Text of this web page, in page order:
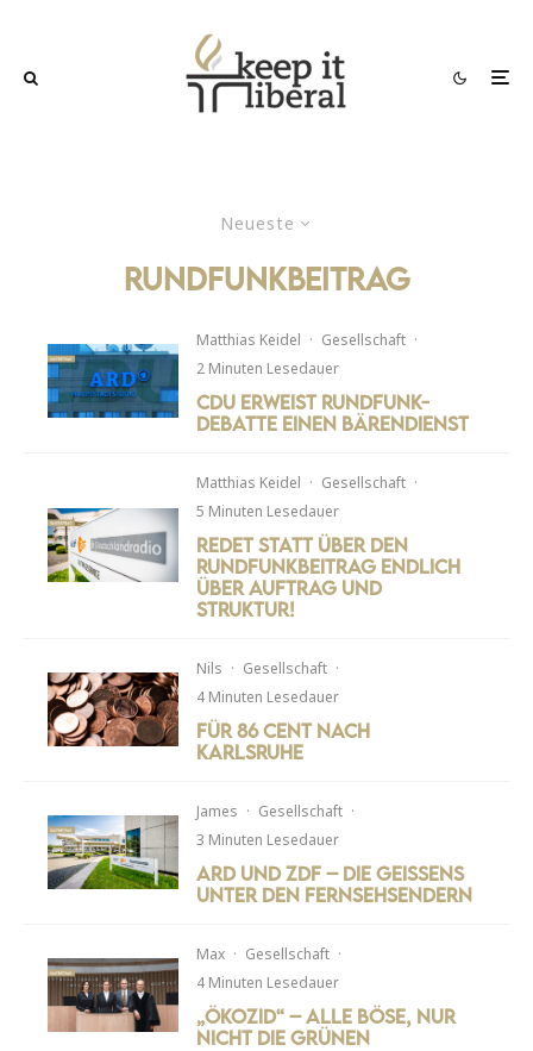
Neueste
rundfunkbeitrag
Matthias Keidel · Gesellschaft ·
2 Minuten Lesedauer
CDU erweist Rundfunk-
Debatte einen Bärendienst
Matthias Keidel · Gesellschaft ·
5 Minuten Lesedauer
Redet statt über den
Rundfunkbeitrag endlich
über Auftrag und
Struktur!
Nils · Gesellschaft ·
4 Minuten Lesedauer
Für 86 Cent nach
Karlsruhe
James · Gesellschaft ·
3 Minuten Lesedauer
ARD und ZDF – Die Geissens
unter den Fernsehsendern
Max · Gesellschaft ·
4 Minuten Lesedauer
„Ökozid“ – alle böse, nur
nicht die Grünen